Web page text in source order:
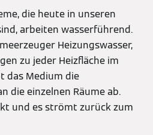
die heute in unseren
arbeiten wasserführend.
Heizungswasser,
zu jeder Heizfläche im
das Medium die
die einzelnen Räume ab.
und es strömt zurück zum